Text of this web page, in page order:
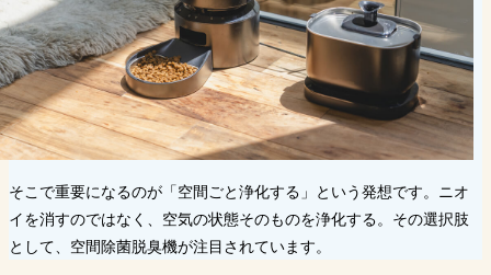
そこで重要になるのが「空間ごと浄化する」という発想です。ニオ
イを消すのではなく、空気の状態そのものを浄化する。その選択肢
として、空間除菌脱臭機が注目されています。